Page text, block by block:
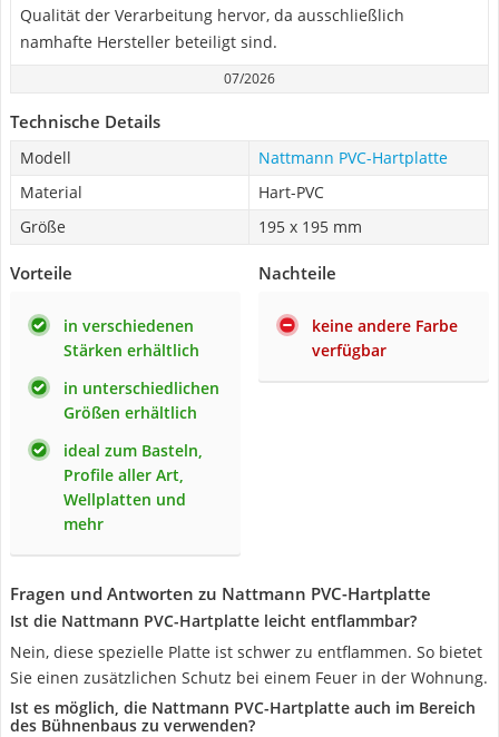
Qualität der Verarbeitung hervor, da ausschließlich
namhafte Hersteller beteiligt sind.
07/2026
Technische Details
Modell
Nattmann PVC-Hartplatte
Material
Hart-PVC
Größe
195 x 195 mm
Vorteile
in verschiedenen
Stärken erhältlich
in unterschiedlichen
Größen erhältlich
ideal zum Basteln,
Profile aller Art,
Wellplatten und
mehr
Nachteile
keine andere Farbe
verfügbar
Fragen und Antworten zu Nattmann PVC-Hartplatte
Ist die Nattmann PVC-Hartplatte leicht entflammbar?
Nein, diese spezielle Platte ist schwer zu entflammen. So bietet
Sie einen zusätzlichen Schutz bei einem Feuer in der Wohnung.
Ist es möglich, die Nattmann PVC-Hartplatte auch im Bereich
des Bühnenbaus zu verwenden?